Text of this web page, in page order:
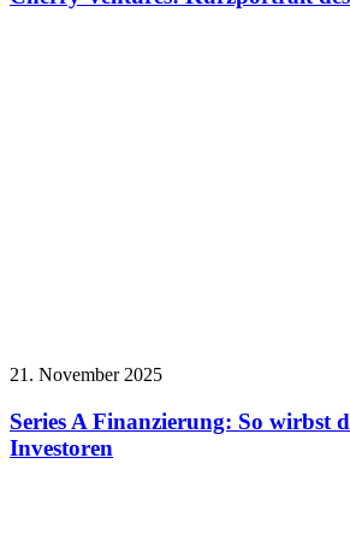
21. November 2025
Series A Finanzierung: So wirbst
Investoren